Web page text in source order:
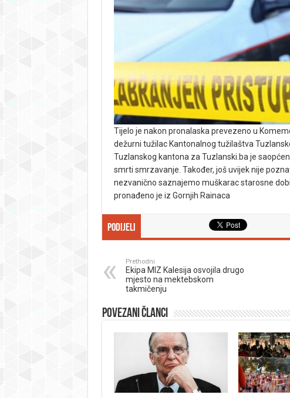
Tijelo je nakon pronalaska prevezeno u
dežurni tužilac Kantonalnog tužilaštva
Tuzlanskog kantona za Tuzlanski.ba je
smrti smrzavanje. Također, još uvijek nije
nezvanično saznajemo muškarac starosne
pronađeno je iz Gornjih Rainaca
Podijeli
Prethodni
Ekipa MIZ Kalesija osvojila drugo
mjesto na mektebskom
takmičenju
Povezani članci